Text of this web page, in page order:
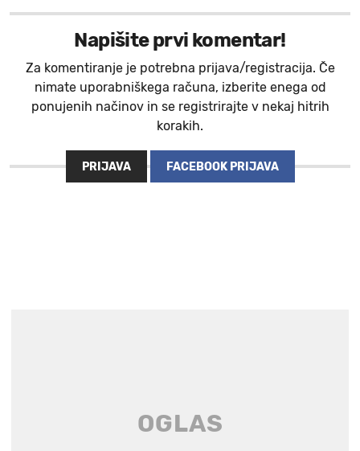
Napišite prvi komentar!
Za komentiranje je potrebna prijava/registracija. Če
nimate uporabniškega računa, izberite enega od
ponujenih načinov in se registrirajte v nekaj hitrih
korakih.
PRIJAVA FACEBOOK PRIJAVA